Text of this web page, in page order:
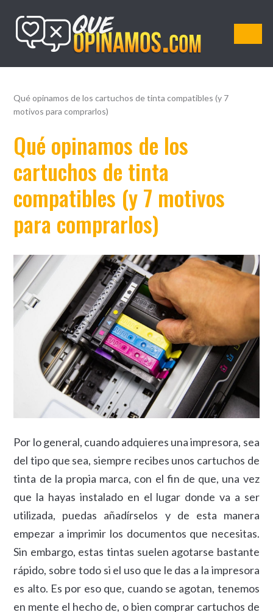
QueOpinamos.com
Qué opinamos de los cartuchos de tinta compatibles (y 7
motivos para comprarlos)
Qué opinamos de los
cartuchos de tinta
compatibles (y 7 motivos
para comprarlos)
Por lo general, cuando adquieres una impresora, sea
del tipo que sea, siempre recibes unos cartuchos de
tinta de la propia marca, con el fin de que, una vez
que la hayas instalado en el lugar donde va a ser
utilizada, puedas añadírselos y de esta manera
empezar a imprimir los documentos que necesitas.
Sin embargo, estas tintas suelen agotarse bastante
rápido, sobre todo si el uso que le das a la impresora
es alto. Es por eso que, cuando se agotan, tenemos
en mente el hecho de, o bien comprar cartuchos de